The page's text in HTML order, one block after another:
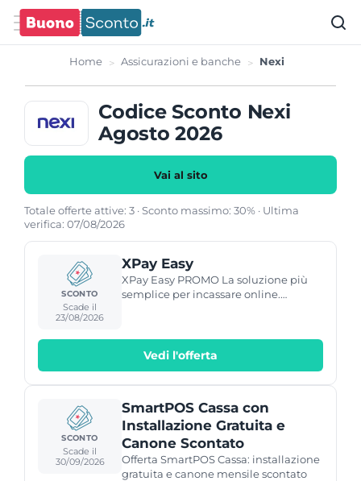
Home Assicurazioni e banche Nexi
Codice Sconto Nexi
Agosto 2026
Vai al sito
Totale offerte attive: 3 · Sconto massimo: 30% · Ultima
verifica: 07/08/2026
SCONTO
Scade il
23/08/2026
XPay Easy
XPay Easy PROMO La soluzione più
semplice per incassare online.
Vedi l'offerta
SCONTO
Scade il
30/09/2026
SmartPOS Cassa con
Installazione Gratuita e
Canone Scontato
Offerta SmartPOS Cassa: installazione
gratuita e canone mensile scontato